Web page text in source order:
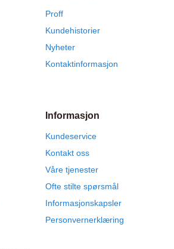
Proff
Kundehistorier
Nyheter
Kontaktinformasjon
Informasjon
Kundeservice
Kontakt oss
Våre tjenester
Ofte stilte spørsmål
Informasjonskapsler
Personvernerklæring